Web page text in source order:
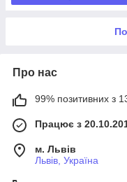
Про нас
99% позитивних з
Працює з
м. Львів
Львів, Україна